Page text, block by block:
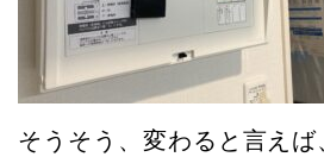
そうそう、変わると言え